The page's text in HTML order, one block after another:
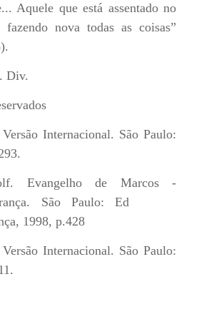
Aquele que está assentado no
nova todas as coisas”
Div.
Internacional. São Paulo:
Evangelho de Marcos -
São Paulo: Ed
1998, p.428
Internacional. São Paulo: